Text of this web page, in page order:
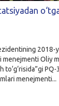
2018-
Oliy
menejmenti...